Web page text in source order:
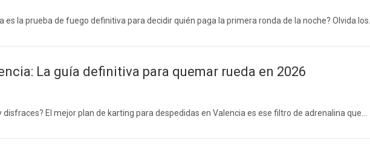
la prueba de fuego definitiva para decidir quién paga la primera ronda de la noche? Olvida los…
La guía definitiva para quemar rueda en 2026
El mejor plan de karting para despedidas en Valencia es ese filtro de adrenalina que…